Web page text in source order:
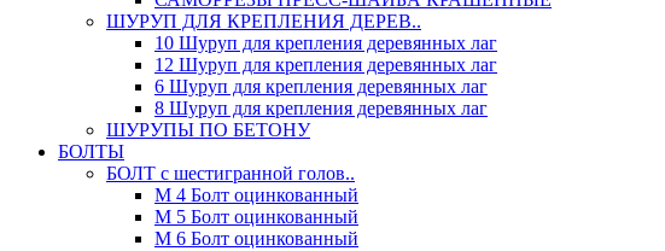
ШУРУП ДЛЯ КРЕПЛЕНИЯ ДЕРЕВ..
10 Шуруп для крепления деревянных лаг
12 Шуруп для крепления деревянных лаг
6 Шуруп для крепления деревянных лаг
8 Шуруп для крепления деревянных лаг
ШУРУПЫ ПО БЕТОНУ
БОЛТЫ
БОЛТ с шестигранной голов..
М 4 Болт оцинкованный
М 5 Болт оцинкованный
М 6 Болт оцинкованный